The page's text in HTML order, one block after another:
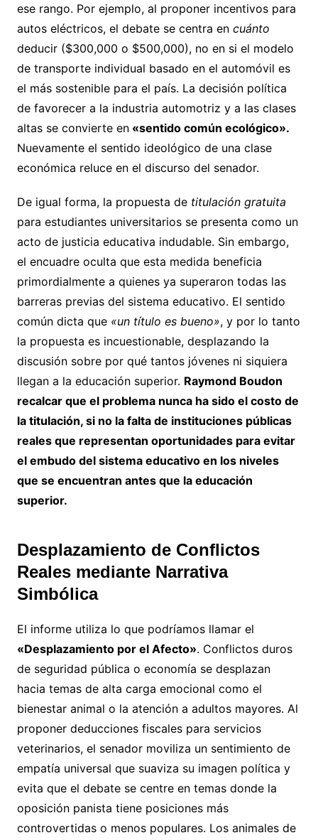
ese rango. Por ejemplo, al proponer incentivos para
autos eléctricos, el debate se centra en cuánto
deducir ($300,000 o $500,000), no en si el modelo
de transporte individual basado en el automóvil es
el más sostenible para el país. La decisión política
de favorecer a la industria automotriz y a las clases
altas se convierte en«sentido común ecológico».
Nuevamente el sentido ideológico de una clase
económica reluce en el discurso del senador.
De igual forma, la propuesta de titulación gratuita
para estudiantes universitarios se presenta como un
acto de justicia educativa indudable. Sin embargo,
el encuadre oculta que esta medida beneficia
primordialmente a quienes ya superaron todas las
barreras previas del sistema educativo. El sentido
común dicta que «un título es bueno», y por lo tanto
la propuesta es incuestionable, desplazando la
discusión sobre por qué tantos jóvenes ni siquiera
llegan a la educación superior. Raymond Boudon
recalcar que el problema nunca ha sido el costo de
la titulación, si no la falta de instituciones públicas
reales que representan oportunidades para evitar
el embudo del sistema educativo en los niveles
que se encuentran antes que la educación
superior.
Desplazamiento de Conflictos
Reales mediante Narrativa
Simbólica
El informe utiliza lo que podríamos llamar el
«Desplazamiento por el Afecto». Conflictos duros
de seguridad pública o economía se desplazan
hacia temas de alta carga emocional como el
bienestar animal o la atención a adultos mayores. Al
proponer deducciones fiscales para servicios
veterinarios, el senador moviliza un sentimiento de
empatía universal que suaviza su imagen política y
evita que el debate se centre en temas donde la
oposición panista tiene posiciones más
controvertidas o menos populares. Los animales de